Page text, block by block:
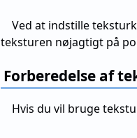
Ved at indstille
teksturen nøjagtigt på
Forberedelse af
Hvis du vil bruge